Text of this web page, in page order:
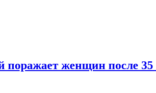
поражает женщин после 35